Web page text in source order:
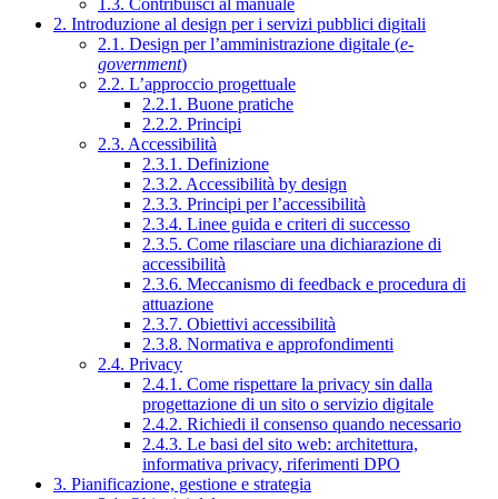
2. Introduzione al design per i servizi pubblici digitali
2.1. Design per l’amministrazione digitale (e-
government)
2.2. L’approccio progettuale
2.2.1. Buone pratiche
2.2.2. Principi
2.3. Accessibilità
2.3.1. Definizione
2.3.2. Accessibilità by design
2.3.3. Principi per l’accessibilità
2.3.4. Linee guida e criteri di successo
2.3.5. Come rilasciare una dichiarazione di
accessibilità
2.3.6. Meccanismo di feedback e procedura di
attuazione
2.3.7. Obiettivi accessibilità
2.3.8. Normativa e approfondimenti
2.4. Privacy
2.4.1. Come rispettare la privacy sin dalla
progettazione di un sito o servizio digitale
2.4.2. Richiedi il consenso quando necessario
2.4.3. Le basi del sito web: architettura,
informativa privacy, riferimenti DPO
3. Pianificazione, gestione e strategia